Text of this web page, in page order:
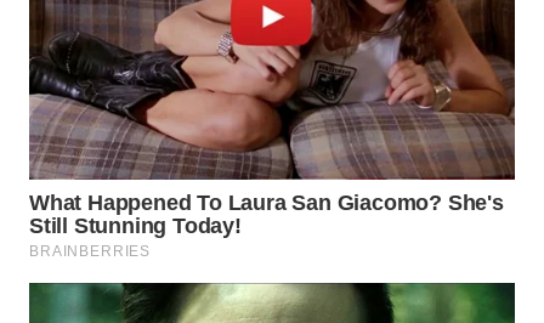
SERDANG
WN
TEBING
TINGGI
WN
PAKPAK
WN
KARAWANG